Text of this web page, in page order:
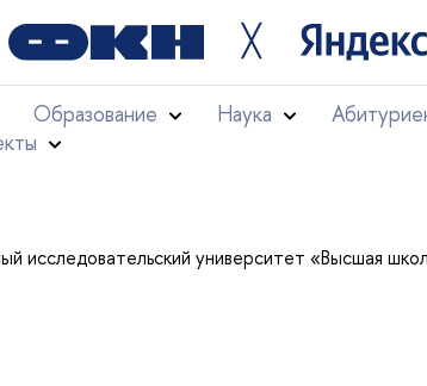
╳
Образование Наука
исследовательский университет «Высшая